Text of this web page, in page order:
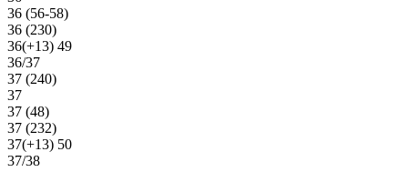
36 (56-58)
36 (230)
36(+13) 49
36/37
37 (240)
37
37 (48)
37 (232)
37(+13) 50
37/38